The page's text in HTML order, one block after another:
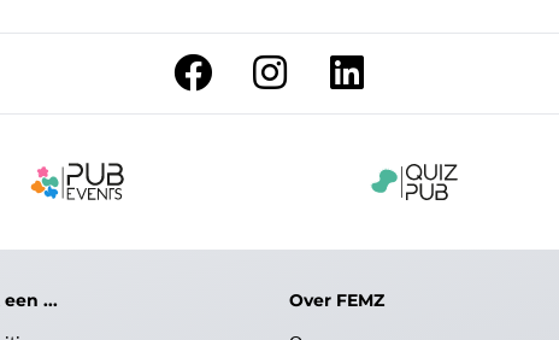
... Over FEMZ